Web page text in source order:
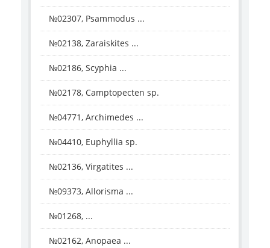
№02307, Psammodus ...
№02138, Zaraiskites ...
№02186, Scyphia ...
№02178, Camptopecten sp.
№04771, Archimedes ...
№04410, Euphyllia sp.
№02136, Virgatites ...
№09373, Allorisma ...
№01268, ...
№02162, Anopaea ...